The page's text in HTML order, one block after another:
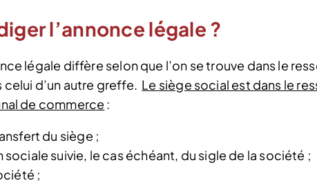
l’annonce légale ?
légale diffère selon que l’on se trouve dans le
d’un autre greffe. Le siège social est dans le
de commerce :
du siège ;
suivie, le cas échéant, du sigle de la société ;
;